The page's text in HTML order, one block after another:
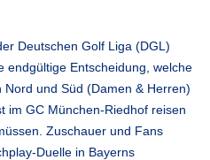
Deutschen Golf Liga (DGL)
endgültige Entscheidung, welche
und Süd (Damen & Herren)
im GC München-Riedhof reisen
Zuschauer und Fans
Duelle in Bayerns